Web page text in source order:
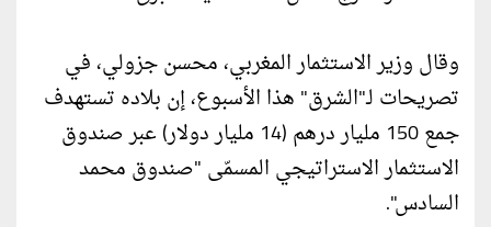
وقال وزير الاستثمار المغربي، محسن جزولي، في
تصريحات لـ"الشرق" هذا الأسبوع، إن بلاده تستهدف
جمع 150 مليار درهم (14 مليار دولار) عبر صندوق
الاستثمار الاستراتيجي المسمّى "صندوق محمد
السادس".